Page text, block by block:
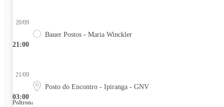
21:00
20/09
Bauer Postos - Maria Winckler
03:00
21/09
Posto do Encontro - Ipiranga - GNV
Poltrona